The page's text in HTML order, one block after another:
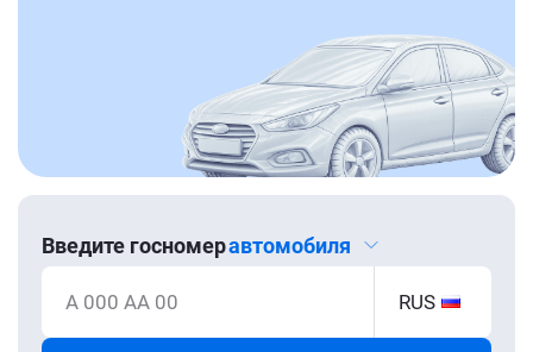
Введите госномеравтомобиля
А 000 АА 00 RUS